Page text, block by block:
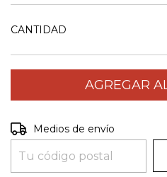
CANTIDAD
Entregas para el CP:
Medios de envío